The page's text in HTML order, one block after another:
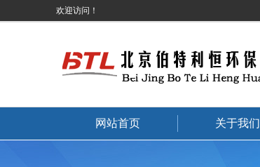
欢迎访问！
网站首页 关于我们